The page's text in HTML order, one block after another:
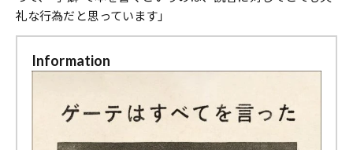
礼な行為だと思っています」
Information